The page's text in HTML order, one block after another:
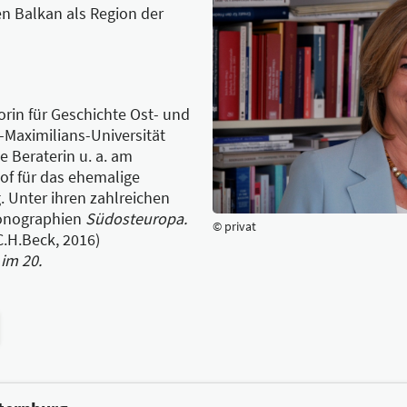
Vera, „wahr“. Die Utopie ihrer wunderbaren Rückkehr
Ihnen, Frau Poladajan, zu diesem Preis.
© privat
Balkan als Region der
für Geschichte Ost- und
Universität
Beraterin u. a. am
für das ehemalige
Unter ihren zahlreichen
Südosteuropa.
2016)
20.